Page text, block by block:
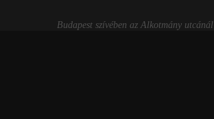
Budapest szívében az Alkotmány utcánál